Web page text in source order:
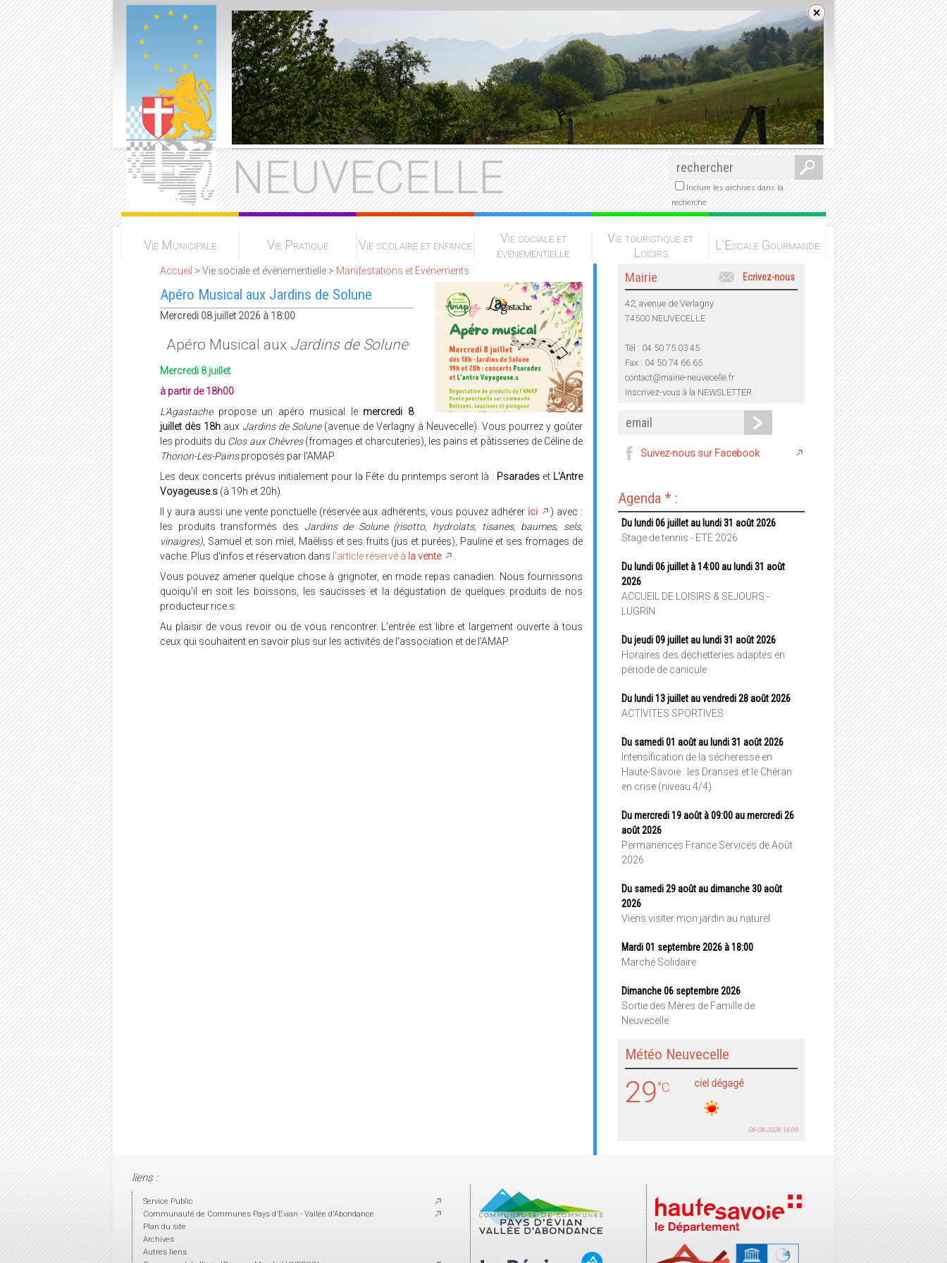
NEUVECELLE
Inclure les archives dans la
recherche
Vie Municipale Vie Pratique Vie scolaire et enfance
Vie sociale et
événementielle
Vie touristique et
Loisirs
L'Escale Gourmande
Accueil > Vie sociale et événementielle > Manifestations et Evénements
Apéro Musical aux Jardins de Solune
Mercredi 08 juillet 2026 à 18:00
Apéro Musical aux Jardins de Solune
Mercredi 8 juillet
à partir de 18h00
L'Agastachepropose un apéro musical le mercredi 8
juillet dès 18h aux Jardins de Solune(avenue de Verlagny à Neuvecelle). Vous pourrez y goûter
les produits du Clos aux Chèvres(fromages et charcuteries), les pains et pâtisseries de Céline de
Thonon-Les-Painsproposés par l'AMAP.
Les deux concerts prévus initialement pour la Fête du printemps seront là : Psaradeset L'Antre
Voyageuse.s (à 19h et 20h).
Il y aura aussi une vente ponctuelle (réservée aux adhérents, vous pouvez adhérer ici
) avec :
les produits transformés des Jardins de Solune (risotto, hydrolats, tisanes, baumes, sels,
vinaigres) , Samuel et son miel, Maëliss et ses fruits (jus et purées), Pauline et ses fromages de
vache. Plus d'infos et réservation dans l'article réservé à la vente
Vous pouvez amener quelque chose à grignoter, en mode repas canadien. Nous fournissons
quoiqu'il en soit les boissons, les saucisses et la dégustation de quelques produits de nos
producteur.rice.s.
Au plaisir de vous revoir ou de vous rencontrer. L'entrée est libre et largement ouverte à tous
ceux qui souhaitent en savoir plus sur les activités de l'association et de l'AMAP.
Mairie Ecrivez-nous
42, avenue de Verlagny
74500 NEUVECELLE
Tél : 04 50 75 03 45
Fax : 04 50 74 66 65
contact@mairie-neuvecelle.fr
Inscrivez-vous à la NEWSLETTER :
Suivez-nous sur Facebook
Agenda * :
Du lundi 06 juillet au lundi 31 août 2026
Stage de tennis - ETE 2026
Du lundi 06 juillet à 14:00 au lundi 31 août
2026
ACCUEIL DE LOISIRS & SEJOURS -
LUGRIN
Du jeudi 09 juillet au lundi 31 août 2026
Horaires des déchetteries adaptés en
période de canicule
Du lundi 13 juillet au vendredi 28 août 2026
ACTIVITES SPORTIVES
Du samedi 01 août au lundi 31 août 2026
Intensification de la sécheresse en
Haute-Savoie : les Dranses et le Chéran
en crise (niveau 4/4)
Du mercredi 19 août à 09:00 au mercredi 26
août 2026
Permanences France Services de Août
2026
Du samedi 29 août au dimanche 30 août
2026
Viens visiter mon jardin au naturel
Mardi 01 septembre 2026 à 18:00
Marché Solidaire
Dimanche 06 septembre 2026
Sortie des Mères de Famille de
Neuvecelle
Météo Neuvecelle
ciel dégagé
29°C
06-08-2026 16:09
liens :
Service Public
Communauté de Communes Pays d'Evian - Vallée d'Abondance
Plan du site
Archives
Autres liens